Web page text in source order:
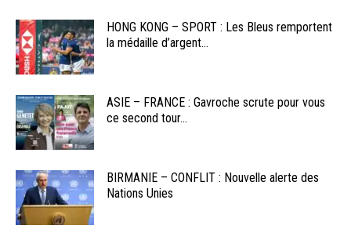
HONG KONG – SPORT : Les Bleus remportent
la médaille d’argent...
ASIE – FRANCE : Gavroche scrute pour vous
ce second tour...
BIRMANIE – CONFLIT : Nouvelle alerte des
Nations Unies